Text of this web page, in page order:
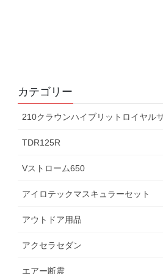
カテゴリー
210クラウンハイブリットロイヤル
TDR125R
Vストローム650
アイロテックマスキュラーセット
アウトドア用品
アクセラセダン
エアー断震